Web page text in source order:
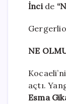
İncide
NE
açtı.
Esma